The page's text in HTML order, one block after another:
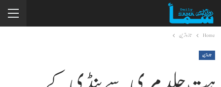
Home تازہ ترین
تازہ ترین